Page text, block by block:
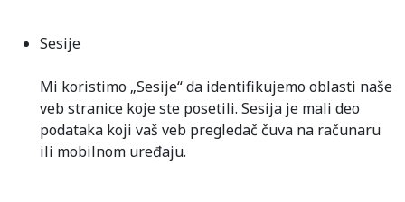
Sesije
Mi koristimo „Sesije“ da identifikujemo oblasti naše
veb stranice koje ste posetili. Sesija je mali deo
podataka koji vaš veb pregledač čuva na računaru
ili mobilnom uređaju.